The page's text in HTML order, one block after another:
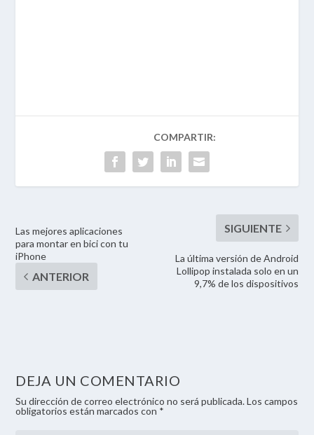
Las mejores aplicaciones
para montar en bici con tu
iPhone
La última versión de Android
Lollipop instalada solo en un
9,7% de los dispositivos
DEJA UN COMENTARIO
Su dirección de correo electrónico no será publicada. Los campos
obligatorios están marcados con *